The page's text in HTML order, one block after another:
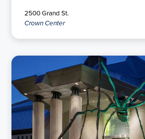
2500 Grand St.
Crown Center